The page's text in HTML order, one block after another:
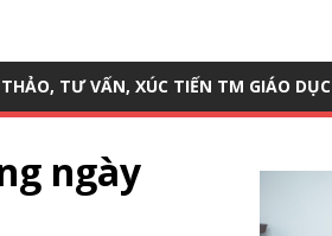
TƯ VẤN, XÚC TIẾN TM GIÁO DỤC
ngày